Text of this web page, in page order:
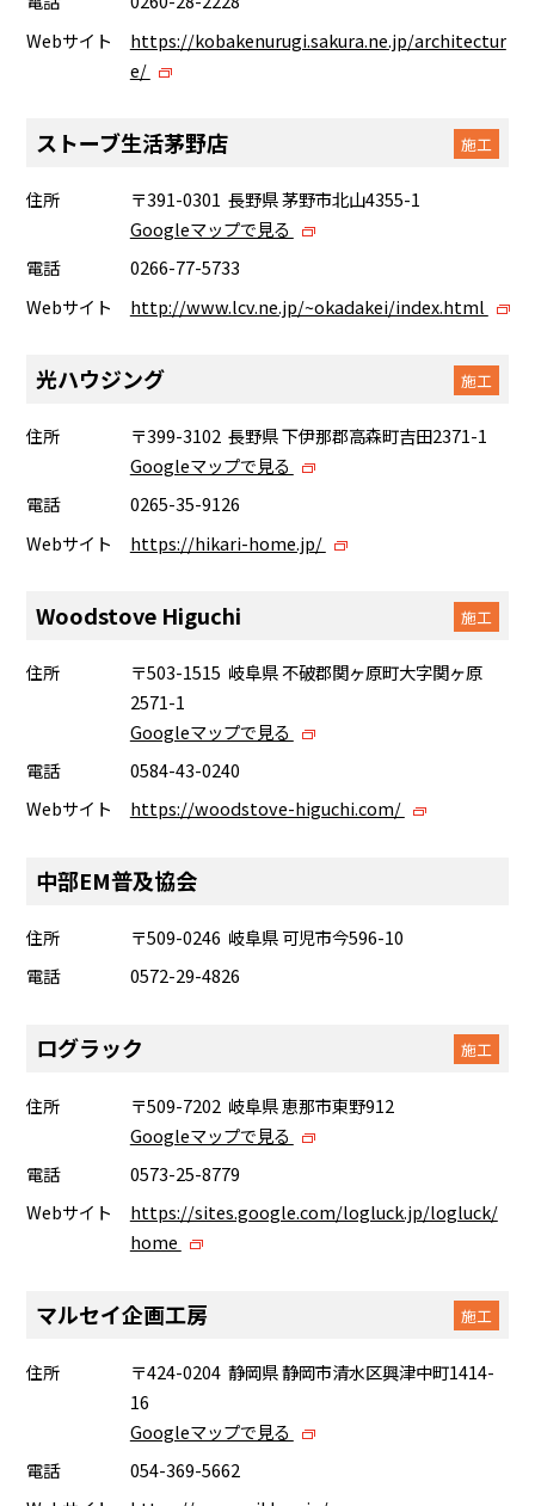
Webサイト
https://kobakenurugi.sakura.ne.jp/architectur
e/
ストーブ生活茅野店 施工
住所
〒391-0301 長野県 茅野市北山4355-1
Googleマップで見る
電話
0266-77-5733
Webサイト
http://www.lcv.ne.jp/~okadakei/index.html
光ハウジング 施工
住所
〒399-3102 長野県 下伊那郡高森町吉田2371-1
Googleマップで見る
電話
0265-35-9126
Webサイト
https://hikari-home.jp/
Woodstove Higuchi 施工
住所
〒503-1515 岐阜県 不破郡関ヶ原町大字関ヶ原
2571-1
Googleマップで見る
電話
0584-43-0240
Webサイト
https://woodstove-higuchi.com/
中部EM普及協会
住所
〒509-0246 岐阜県 可児市今596-10
電話
0572-29-4826
ログラック 施工
住所
〒509-7202 岐阜県 恵那市東野912
Googleマップで見る
電話
0573-25-8779
Webサイト
https://sites.google.com/logluck.jp/logluck/
home
マルセイ企画工房 施工
住所
〒424-0204 静岡県 静岡市清水区興津中町1414-
16
Googleマップで見る
電話
054-369-5662